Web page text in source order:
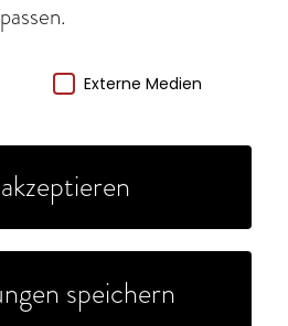
Externe Medien
speichern